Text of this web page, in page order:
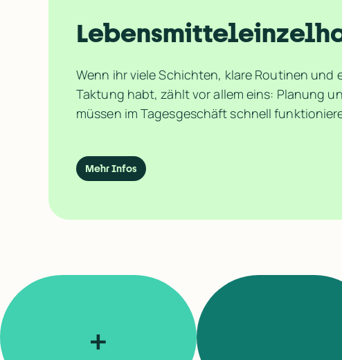
Wenn ihr viele Schichten, klare Routinen und
Taktung habt, zählt vor allem eins: Planung
müssen im Tagesgeschäft schnell
Mehr Infos
+